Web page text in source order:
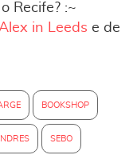
Recife? :~
in Leeds e de
BOOKSHOP
SEBO